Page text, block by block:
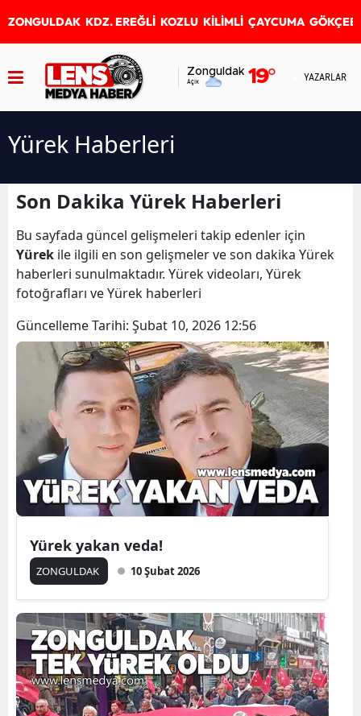
ZONGULDAK KDZ. EREĞLİ KOZLU KİLİMLİ ÇAYCUMA
Zonguldak
Açık 19° YAZARLAR
Yürek Haberleri
Son Dakika Yürek Haberleri
Bu sayfada güncel gelişmeleri takip edenler için
Yürek ile ilgili en son gelişmeler ve son dakika Yürek
haberleri sunulmaktadır. Yürek videoları, Yürek
fotoğrafları ve Yürek haberleri
Güncelleme Tarihi: Şubat 10, 2026 12:56
Yürek yakan veda!
ZONGULDAK 10 Şubat 2026